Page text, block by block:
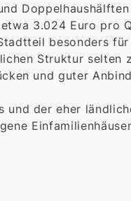
3.024 Euro pro
besonders
Struktur selten
und guter
der eher